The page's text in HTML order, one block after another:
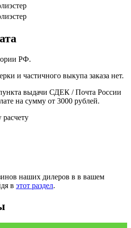
РФ.
и частичного выкупа заказа нет.
выдачи СДЕК / Почта России
на сумму от 3000 рублей.
наших дилеров в в вашем
в этот раздел.